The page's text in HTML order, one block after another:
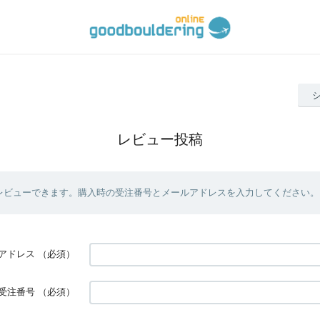
レビュー投稿
ューできます。購入時の受注番号とメールアドレスを入力してください。
ドレス （必須）
注番号 （必須）